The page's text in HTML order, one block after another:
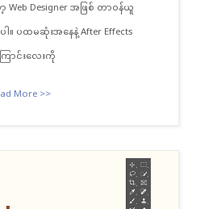
Designer အဖြစ် တာဝန်ယူ
ပထမဆုံးအနေနဲ့ After Effects
ာင်းလေးကို
More >>